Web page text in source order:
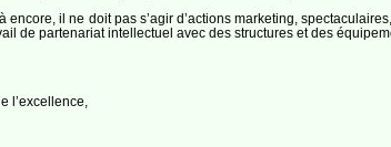
il ne doit pas s’agir d’actions marketing,
de partenariat intellectuel avec des structures et des
l’excellence,